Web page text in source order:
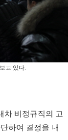
고 있다.
차 비정규직의 고
하여 결정을 내